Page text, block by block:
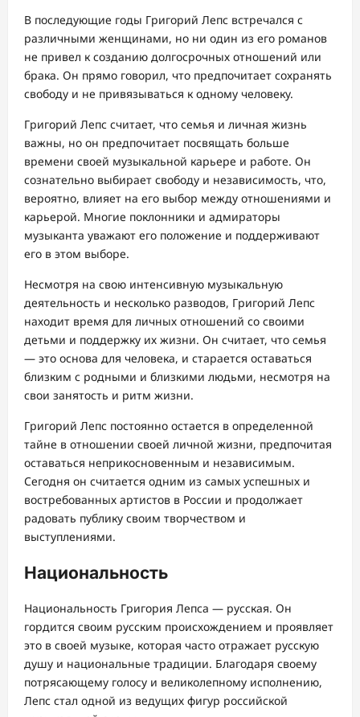
В последующие годы Григорий Лепс встречался с
различными женщинами, но ни один из его романов
не привел к созданию долгосрочных отношений или
брака. Он прямо говорил, что предпочитает сохранять
свободу и не привязываться к одному человеку.
Григорий Лепс считает, что семья и личная жизнь
важны, но он предпочитает посвящать больше
времени своей музыкальной карьере и работе. Он
сознательно выбирает свободу и независимость, что,
вероятно, влияет на его выбор между отношениями и
карьерой. Многие поклонники и адмираторы
музыканта уважают его положение и поддерживают
его в этом выборе.
Несмотря на свою интенсивную музыкальную
деятельность и несколько разводов, Григорий Лепс
находит время для личных отношений со своими
детьми и поддержку их жизни. Он считает, что семья
— это основа для человека, и старается оставаться
близким с родными и близкими людьми, несмотря на
свои занятость и ритм жизни.
Григорий Лепс постоянно остается в определенной
тайне в отношении своей личной жизни, предпочитая
оставаться неприкосновенным и независимым.
Сегодня он считается одним из самых успешных и
востребованных артистов в России и продолжает
радовать публику своим творчеством и
выступлениями.
Национальность
Национальность Григория Лепса — русская. Он
гордится своим русским происхождением и проявляет
это в своей музыке, которая часто отражает русскую
душу и национальные традиции. Благодаря своему
потрясающему голосу и великолепному исполнению,
Лепс стал одной из ведущих фигур российской